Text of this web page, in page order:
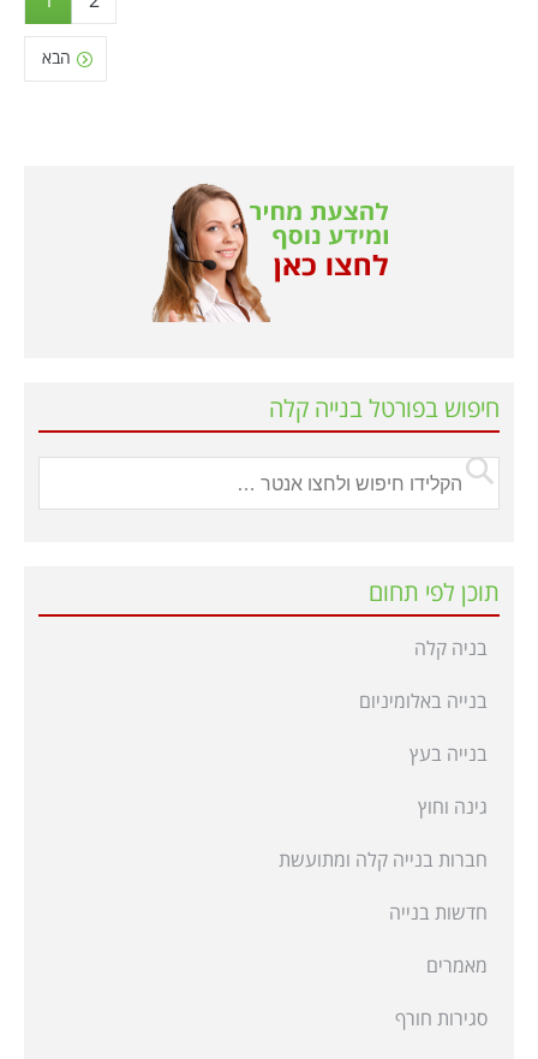
הבא
חיפוש בפורטל בנייה קלה
תוכן לפי תחום
בניה קלה
בנייה באלומיניום
בנייה בעץ
גינה וחוץ
חברות בנייה קלה ומתועשת
חדשות בנייה
מאמרים
סגירות חורף